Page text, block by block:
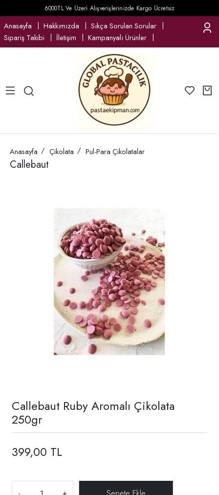
6000TL Ve Üzeri Alışverişlerinizde Kargo Ücretsiz
Anasayfa Hakkımızda
Sıkça Sorulan Sorular
Sipariş Takibi
İletişim Kampanyalı Ürünler
Anasayfa Çikolata Pul-Para Çikolatalar
Callebaut
Callebaut Ruby Aromalı Çikolata
250gr
399,00 TL